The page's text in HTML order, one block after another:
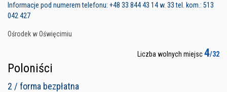
Informacje pod numerem telefonu: +48 33 844 43 14 w. 33 tel. kom.: 513
042 427
Ośrodek w Oświęcimiu
Liczba wolnych miejsc4/32
Poloniści
2 / forma bezpłatna